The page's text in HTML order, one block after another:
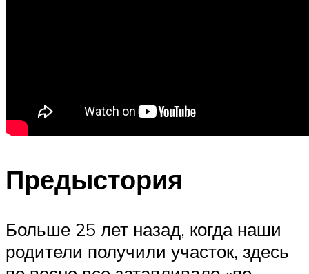
Предыстория
Больше 25 лет назад, когда наши
родители получили участок, здесь